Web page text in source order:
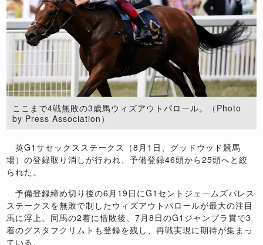
ここまで4戦無敗の3歳馬ウィズアウトパロール。（Photo
by Press Association）
英G1サセックスステークス（8月1日、グッドウッド競馬
場）の登録取り消しが行われ、予備登録46頭から25頭へと絞
られた。
予備登録締め切り後の6月19日にG1セントジェームズパレス
ステークスを無敗で制したウィズアウトパロールが最大の注目
馬に浮上。同馬の2着に惜敗後、7月8日のG1ジャンプラ賞で3
着のグスタフクリムトも登録を残し、再戦実現に期待が集まっ
ている。